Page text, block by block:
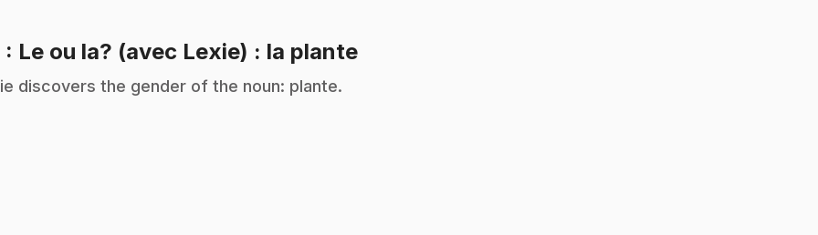
: Le ou la? (avec Lexie) : la plante.
discovers the gender of the noun: plante.